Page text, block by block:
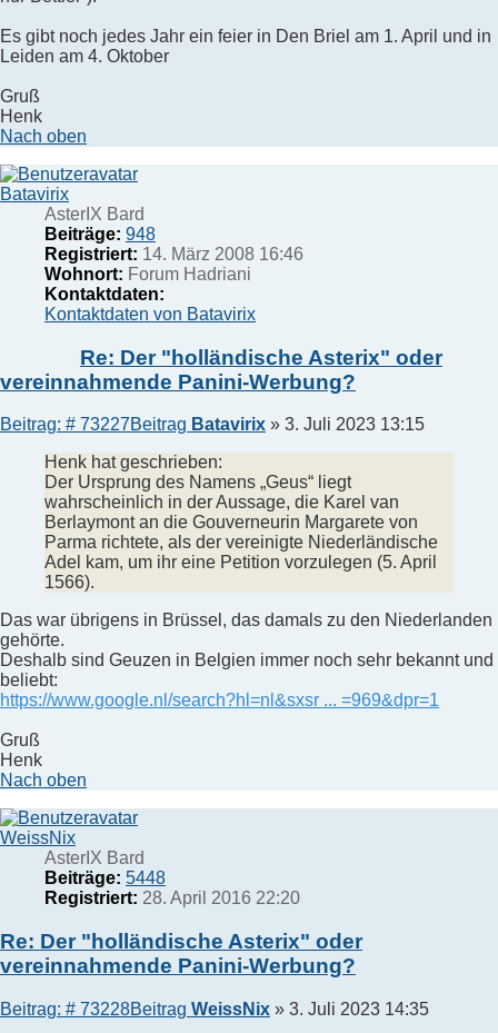
Es gibt noch jedes Jahr ein feier in Den Briel am 1. April und in
Leiden am 4. Oktober
Gruß
Henk
Nach oben
Batavirix
AsterIX Bard
Beiträge: 948
Registriert: 14. März 2008 16:46
Wohnort: Forum Hadriani
Kontaktdaten:
Kontaktdaten von Batavirix
Re: Der "holländische Asterix" oder
vereinnahmende Panini-Werbung?
Beitrag: # 73227Beitrag Batavirix » 3. Juli 2023 13:15
Henk hat geschrieben:
Der Ursprung des Namens „Geus“ liegt
wahrscheinlich in der Aussage, die Karel van
Berlaymont an die Gouverneurin Margarete von
Parma richtete, als der vereinigte Niederländische
Adel kam, um ihr eine Petition vorzulegen (5. April
1566).
Das war übrigens in Brüssel, das damals zu den Niederlanden
gehörte.
Deshalb sind Geuzen in Belgien immer noch sehr bekannt und
beliebt:
https://www.google.nl/search?hl=nl&sxsr ... =969&dpr=1
Gruß
Henk
Nach oben
WeissNix
AsterIX Bard
Beiträge: 5448
Registriert: 28. April 2016 22:20
Re: Der "holländische Asterix" oder
vereinnahmende Panini-Werbung?
Beitrag: # 73228Beitrag WeissNix » 3. Juli 2023 14:35